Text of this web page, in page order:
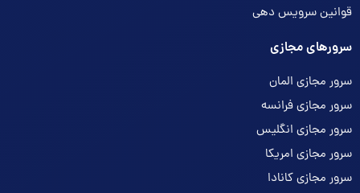
قوانین سرویس دهی
سرورهای مجازی
سرور مجازی المان
سرور مجازی فرانسه
سرور مجازی انگلیس
سرور مجازی امریکا
سرور مجازی کانادا